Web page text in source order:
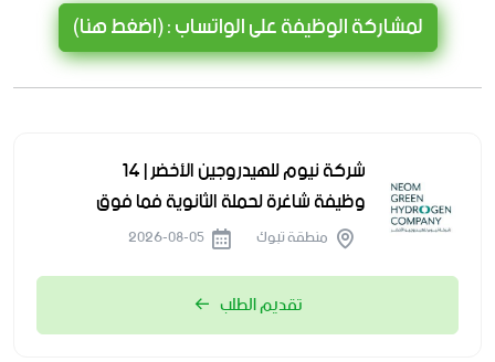
لمشاركة الوظيفة على الواتساب : (اضغط هنا)
شركة نيوم للهيدروجين الأخضر | 14
وظيفة شاغرة لحملة الثانوية فما فوق
منطقة تبوك
تقديم الطلب